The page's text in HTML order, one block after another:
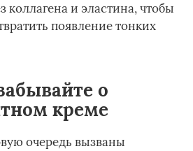
коллагена и эластина, чтобы
появление тонких
о
креме
очередь вызваны